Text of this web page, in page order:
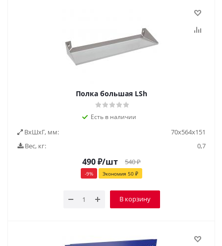
Полка большая LSh
Есть в наличии
ВxШxГ, мм:
70x564x151
Вес, кг:
0,7
490₽/шт 540₽
-9% Экономия 50 ₽
В корзину